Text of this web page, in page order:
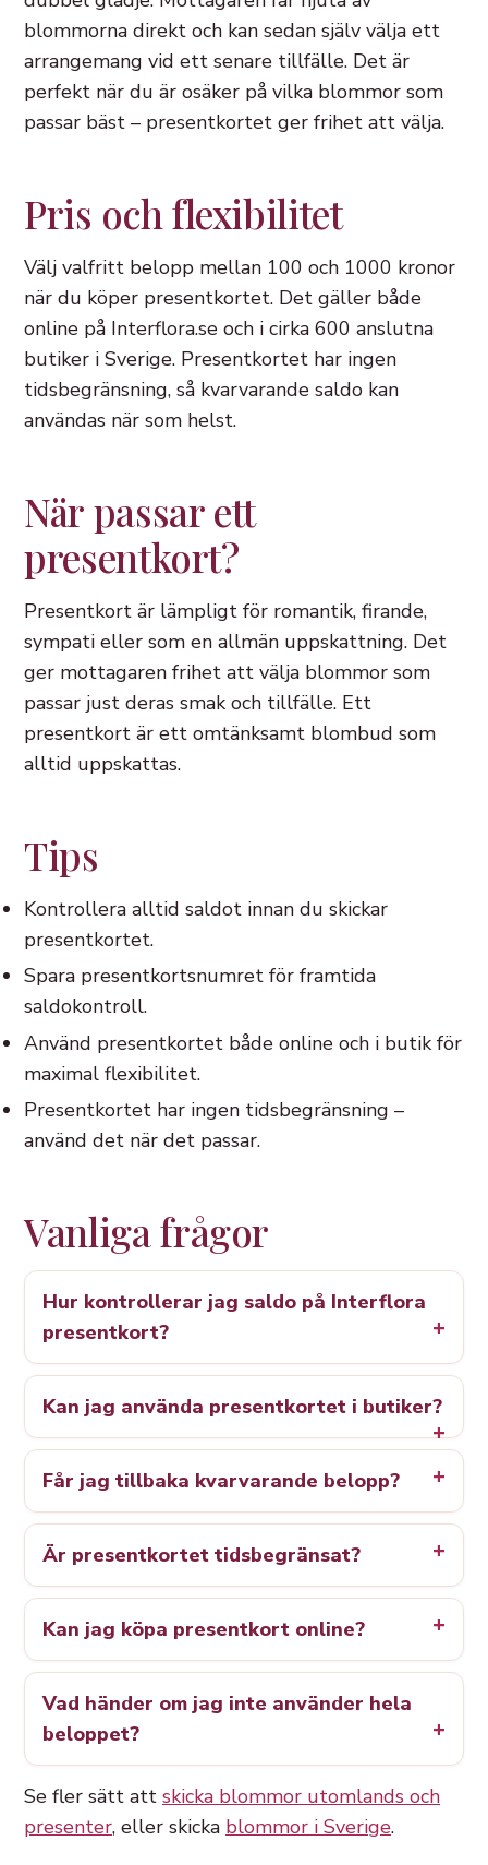
blommorna direkt och kan sedan själv välja ett
arrangemang vid ett senare tillfälle. Det är
perfekt när du är osäker på vilka blommor som
passar bäst – presentkortet ger frihet att välja.
Pris och flexibilitet
Välj valfritt belopp mellan 100 och 1000 kronor
när du köper presentkortet. Det gäller både
online på Interflora.se och i cirka 600 anslutna
butiker i Sverige. Presentkortet har ingen
tidsbegränsning, så kvarvarande saldo kan
användas när som helst.
När passar ett
presentkort?
Presentkort är lämpligt för romantik, firande,
sympati eller som en allmän uppskattning. Det
ger mottagaren frihet att välja blommor som
passar just deras smak och tillfälle. Ett
presentkort är ett omtänksamt blombud som
alltid uppskattas.
Tips
Kontrollera alltid saldot innan du skickar
presentkortet.
Spara presentkortsnumret för framtida
saldokontroll.
Använd presentkortet både online och i butik för
maximal flexibilitet.
Presentkortet har ingen tidsbegränsning –
använd det när det passar.
Vanliga frågor
Hur kontrollerar jag saldo på Interflora
presentkort?
Kan jag använda presentkortet i butiker?
Får jag tillbaka kvarvarande belopp?
Är presentkortet tidsbegränsat?
Kan jag köpa presentkort online?
Vad händer om jag inte använder hela
beloppet?
Se fler sätt att skicka blommor utomlands och
presenter, eller skicka blommor i Sverige.